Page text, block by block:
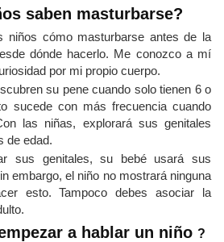
saben masturbarse?
niños cómo masturbarse antes de la
dónde hacerlo. Me conozco a mí
por mi propio cuerpo.
su pene cuando solo tienen 6 o
sucede con más frecuencia cuando
las niñas, explorará sus genitales
de edad.
sus genitales, su bebé usará sus
embargo, el niño no mostrará ninguna
esto. Tampoco debes asociar la
a hablar un niño ?